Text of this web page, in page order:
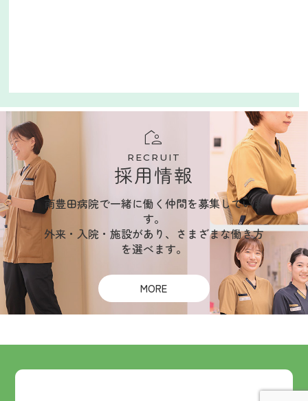
RECRUIT
採用情報
南豊田病院で一緒に働く仲間を募集していま
す。
外来・入院・施設があり、さまざまな働き方
を選べます。
MORE